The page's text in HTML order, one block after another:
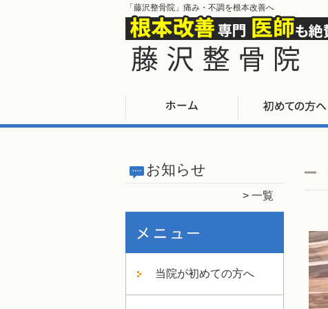
「藤沢整骨院」痛み・不調を根本改善へ
お知らせ
一覧
当院が初めての方へ